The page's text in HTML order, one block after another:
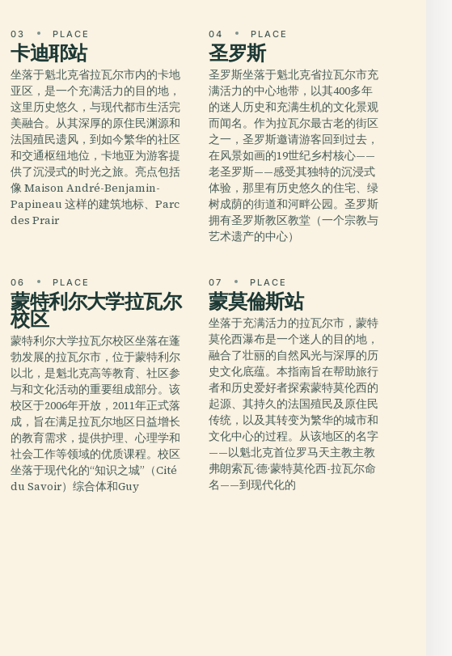
03 PLACE
卡迪耶站
坐落于魁北克省拉瓦尔市内的卡地
亚区，是一个充满活力的目的地，
这里历史悠久，与现代都市生活完
美融合。从其深厚的原住民渊源和
法国殖民遗风，到如今繁华的社区
和交通枢纽地位，卡地亚为游客提
供了沉浸式的时光之旅。亮点包括
像 Maison André-Benjamin-
Papineau 这样的建筑地标、Parc
des Prair
04 PLACE
圣罗斯
圣罗斯坐落于魁北克省拉瓦尔市充
满活力的中心地带，以其400多年
的迷人历史和充满生机的文化景观
而闻名。作为拉瓦尔最古老的街区
之一，圣罗斯邀请游客回到过去，
在风景如画的19世纪乡村核心——
老圣罗斯——感受其独特的沉浸式
体验，那里有历史悠久的住宅、绿
树成荫的街道和河畔公园。圣罗斯
拥有圣罗斯教区教堂（一个宗教与
艺术遗产的中心）
06 PLACE
蒙特利尔大学拉瓦尔
校区
蒙特利尔大学拉瓦尔校区坐落在蓬
勃发展的拉瓦尔市，位于蒙特利尔
以北，是魁北克高等教育、社区参
与和文化活动的重要组成部分。该
校区于2006年开放，2011年正式落
成，旨在满足拉瓦尔地区日益增长
的教育需求，提供护理、心理学和
社会工作等领域的优质课程。校区
坐落于现代化的“知识之城”（Cité
du Savoir）综合体和Guy
07 PLACE
蒙莫倫斯站
坐落于充满活力的拉瓦尔市，蒙特
莫伦西瀑布是一个迷人的目的地，
融合了壮丽的自然风光与深厚的历
史文化底蕴。本指南旨在帮助旅行
者和历史爱好者探索蒙特莫伦西的
起源、其持久的法国殖民及原住民
传统，以及其转变为繁华的城市和
文化中心的过程。从该地区的名字
——以魁北克首位罗马天主教主教
弗朗索瓦·德·蒙特莫伦西-拉瓦尔命
名——到现代化的